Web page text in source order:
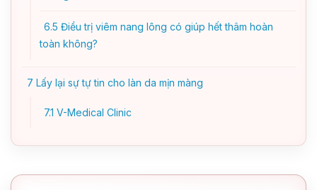
6.5 Điều trị viêm nang lông có giúp hết thâm hoàn
toàn không?
7 Lấy lại sự tự tin cho làn da mịn màng
7.1 V-Medical Clinic